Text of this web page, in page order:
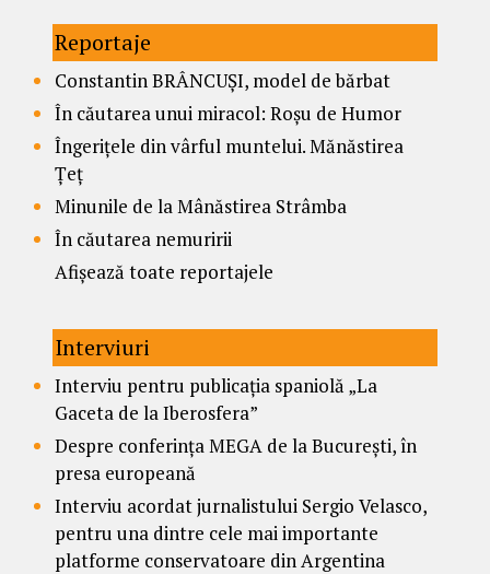
Reportaje
Constantin BRÂNCUȘI, model de bărbat
În căutarea unui miracol: Roșu de Humor
Îngerițele din vârful muntelui. Mănăstirea
Țeț
Minunile de la Mânăstirea Strâmba
În căutarea nemuririi
Afișează toate reportajele
Interviuri
Interviu pentru publicația spaniolă „La
Gaceta de la Iberosfera”
Despre conferința MEGA de la București, în
presa europeană
Interviu acordat jurnalistului Sergio Velasco,
pentru una dintre cele mai importante
platforme conservatoare din Argentina